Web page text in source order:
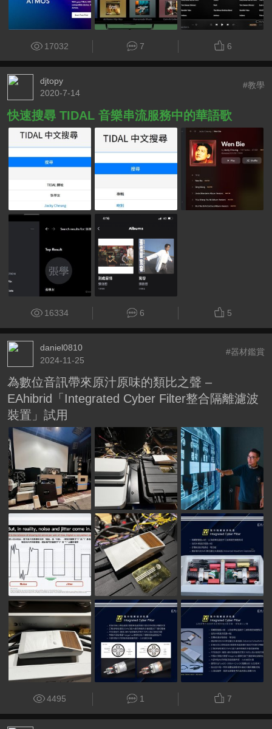
17032 7 6
djtopy
2020-7-14
#教學
快速搜尋 TIDAL 音樂串流服務中的華語歌
16334 6 5
daniel0810
2024-11-25
#器材鑑賞
為數位音訊帶來原汁原味的類比之聲 –
EAhibrid「Integrated Cyber Filter整合隔離濾波
裝置」試用
4495 1 7